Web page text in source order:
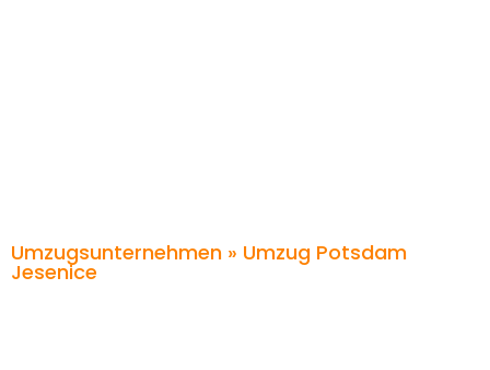
Umzugsunternehmen » Umzug Potsdam
Jesenice